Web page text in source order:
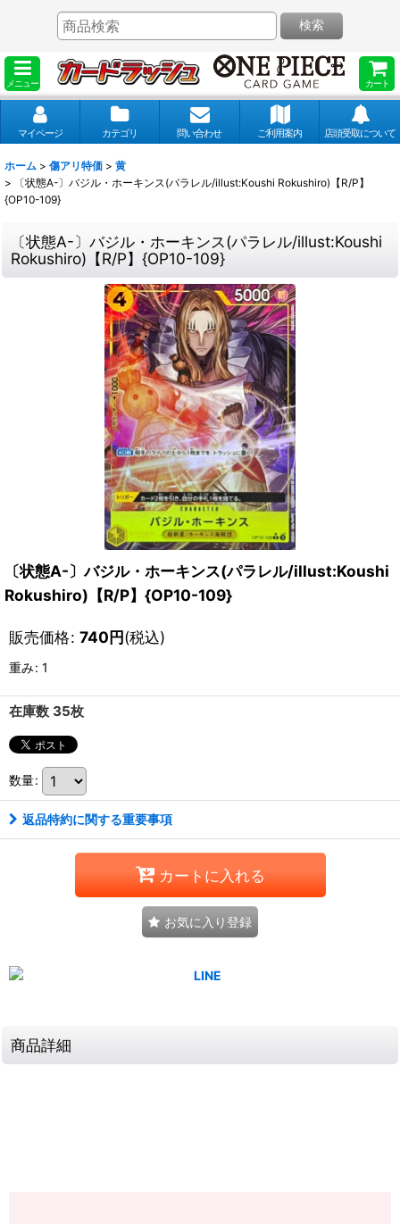
メニュー カート
検索
マイページ カテゴリ 問い合わせ ご利用案内 店頭受取について
ホーム > 傷アリ特価 > 黄
>
〔状態A-〕バジル・ホーキンス(パラレル/illust:Koushi Rokushiro)【R/P】
{OP10-109}
〔状態A-〕バジル・ホーキンス(パラレル/illust:Koushi
Rokushiro)【R/P】{OP10-109}
〔状態A-〕バジル・ホーキンス(パラレル/illust:Koushi
Rokushiro)【R/P】{OP10-109}
販売価格: 740円(税込)
重み: 1
在庫数 35枚
数量:
返品特約に関する重要事項
カートに入れる
お気に入り登録
商品詳細